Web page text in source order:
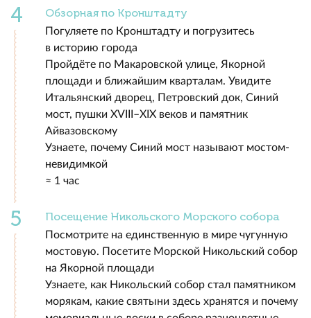
Обзорная по Кронштадту
Погуляете по Кронштадту и погрузитесь
в историю города
Пройдёте по Макаровской улице, Якорной
площади и ближайшим кварталам. Увидите
Итальянский дворец, Петровский док, Синий
мост, пушки XVIII–XIX веков и памятник
Айвазовскому
Узнаете, почему Синий мост называют мостом-
невидимкой
≈ 1 час
Посещение Никольского Морского собора
Посмотрите на единственную в мире чугунную
мостовую. Посетите Морской Никольский собор
на Якорной площади
Узнаете, как Никольский собор стал памятником
морякам, какие святыни здесь хранятся и почему